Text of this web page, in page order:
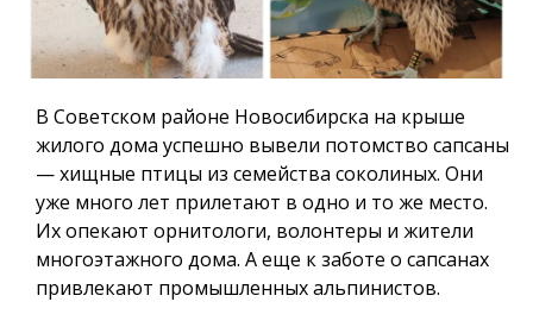
В Советском районе Новосибирска на крыше
жилого дома успешно вывели потомство сапсаны
— хищные птицы из семейства соколиных. Они
уже много лет прилетают в одно и то же место.
Их опекают орнитологи, волонтеры и жители
многоэтажного дома. А еще к заботе о сапсанах
привлекают промышленных альпинистов.